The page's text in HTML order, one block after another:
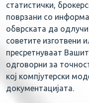
статистички,
поврзани со
обврската да
советите изготвени
пресретнуваат
одговорни за
кој компјутерски
документацијата.